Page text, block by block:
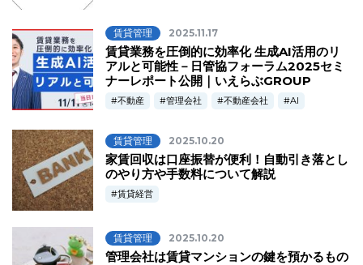
賃貸管理 2025.11.17
賃貸業務を圧倒的に効率化 生成AI活用のリ
アルと可能性－日管協フォーラム2025セミ
ナーレポート公開｜いえらぶGROUP
不動産 管理会社 不動産会社 AI
賃貸管理 2025.10.20
家賃回収は口座振替が便利！自動引き落とし
のやり方や手数料について解説
賃貸経営
賃貸管理 2025.10.20
管理会社は賃貸マンションの鍵を預かるもの